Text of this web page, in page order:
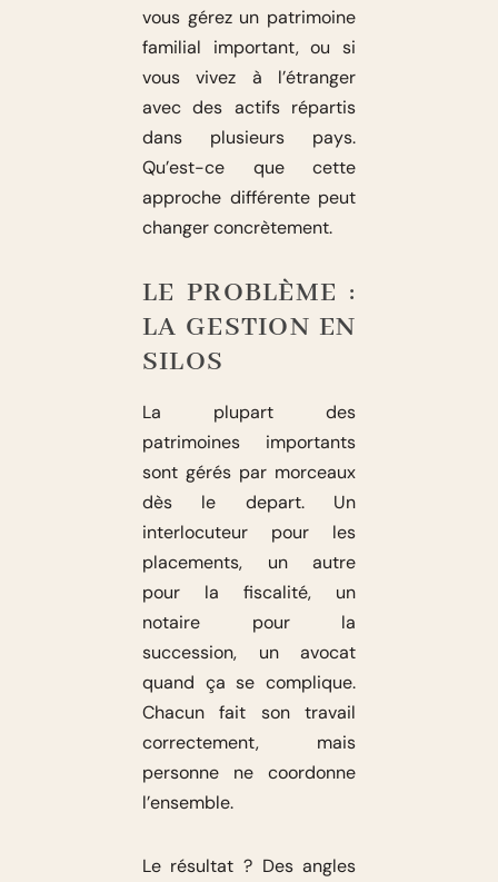
vous gérez un patrimoine
familial important, ou si
vous vivez à l’étranger
avec des actifs répartis
dans plusieurs pays.
Qu’est-ce que cette
approche différente peut
changer concrètement.
LE PROBLÈME :
LA GESTION EN
SILOS
La plupart des
patrimoines importants
sont gérés par morceaux
dès le depart. Un
interlocuteur pour les
placements, un autre
pour la fiscalité, un
notaire pour la
succession, un avocat
quand ça se complique.
Chacun fait son travail
correctement, mais
personne ne coordonne
l’ensemble.
Le résultat ? Des angles